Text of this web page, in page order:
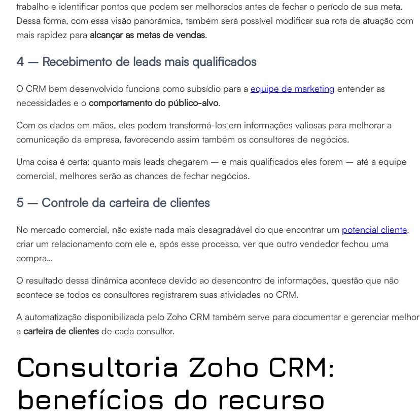
trabalho e identificar pontos que podem ser melhorados antes de fechar o período de sua meta.
Dessa forma, com essa visão panorâmica, também será possível modificar sua rota de atuação com
mais rapidez para alcançar as metas de vendas.
4 – Recebimento de leads mais qualificados
O CRM bem desenvolvido funciona como subsídio para a equipe de marketing entender as
necessidades e o comportamento do público-alvo.
Com os dados em mãos, eles podem transformá-los em informações valiosas para melhorar a
comunicação da empresa, favorecendo assim também os consultores de negócios.
Uma coisa é certa: quanto mais leads chegarem – e mais qualificados eles forem – até a equipe
comercial, melhores serão as chances de fechar negócios.
5 – Controle da carteira de clientes
No mercado comercial, não existe nada mais desagradável do que encontrar um potencial cliente,
criar um relacionamento com ele e, após esse processo, ver que outro vendedor fechou uma
compra…
O resultado dessa dinâmica acontece devido ao desencontro de informações, questão que não
acontece se todos os consultores registrarem suas atividades no CRM.
A automatização disponibilizada pelo Zoho CRM também serve para documentar e gerenciar melhor
a carteira de clientes de cada consultor.
Consultoria Zoho CRM:
benefícios do recurso